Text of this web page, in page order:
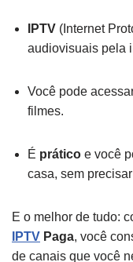
IPTV (Internet
audiovisuais pela
Você pode
filmes.
É prático e você
casa, sem
E o melhor de tudo:
IPTV Paga, você
de canais que você